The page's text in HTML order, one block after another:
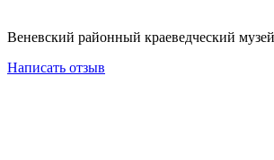
Веневский районный краеведческий
Написать отзыв